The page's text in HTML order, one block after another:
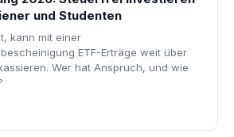
und Studenten
kann mit einer
ETF-Erträge weit über
Wer hat Anspruch, und wie